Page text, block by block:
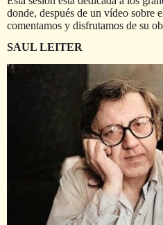
donde, después de un vídeo sobre
comentamos y disfrutamos de su
SAUL LEITER